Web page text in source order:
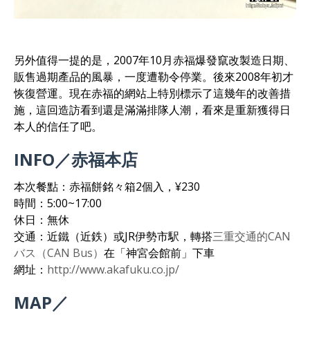
另外值得一提的是，2007年10月赤福爆發竄改製造日期、
販售過期產品的風暴，一度遭勒令停業。後來2008年初才
恢復營運。現在赤福的網站上特別標示了這幾年的改善措
施，這回造訪看到還是滿滿排隊人潮，看來是重新獲得日
本人的信任了吧。
INFO／赤福本店
本次餐點：赤福餅銘々箱2個入，¥230
時間：5:00~17:00
休日：無休
交通：近鐵（近鉄）或JR伊勢市駅，轉搭三重交通的CAN
バス（CAN Bus） 在「神宮会館前」下車
網址： http://www.akafuku.co.jp/
MAP／